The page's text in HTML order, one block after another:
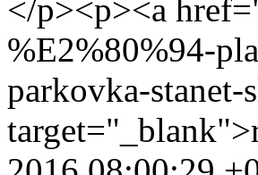
</p><p><a
%E2%80%94-
parkovka-